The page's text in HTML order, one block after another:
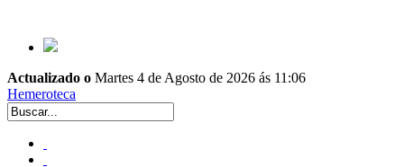
Actualizado o Martes 4 de Agosto de 2026 ás 11:06
Hemeroteca